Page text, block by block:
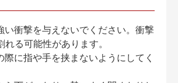
衝撃を与えないでください。衝撃
れる可能性があります。
に指や手を挟まないようにしてく